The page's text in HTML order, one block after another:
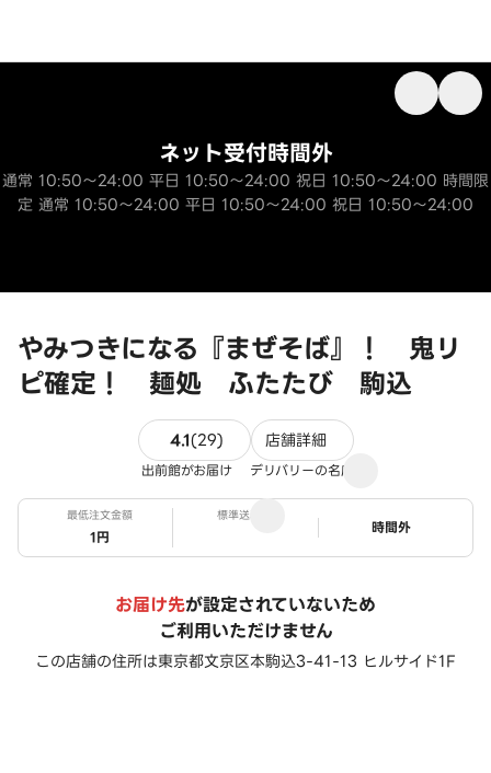
やみつきになる『まぜそば』！ 鬼リ
ピ確定！ 麺処 ふたたび 駒込
ネット受付時間外
通常 10:50～24:00 平日 10:50～24:00 祝日 10:50～24:00 時間限
定 通常 10:50～24:00 平日 10:50～24:00 祝日 10:50～24:00
4.1(29)29件のレビュー
店舗詳細
出前館がお届け デリバリーの名店
最低注文金額
1円
標準送料
ステータス
時間外
お届け先が設定されていないため
ご利用いただけません
この店舗の住所は東京都文京区本駒込3-41-13 ヒルサイド1F